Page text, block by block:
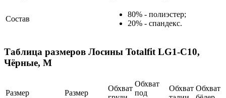
Состав
80% - полиэстер;
20% - спандекс.
Таблица размеров Лосины Totalfit LG1-C10,
Чёрные, M
Размер
Размер
Обхват
Обхват
под
Обхват Обхват